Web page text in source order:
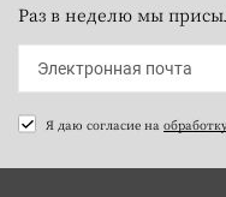
Раз в неделю мы
Я даю согласие на